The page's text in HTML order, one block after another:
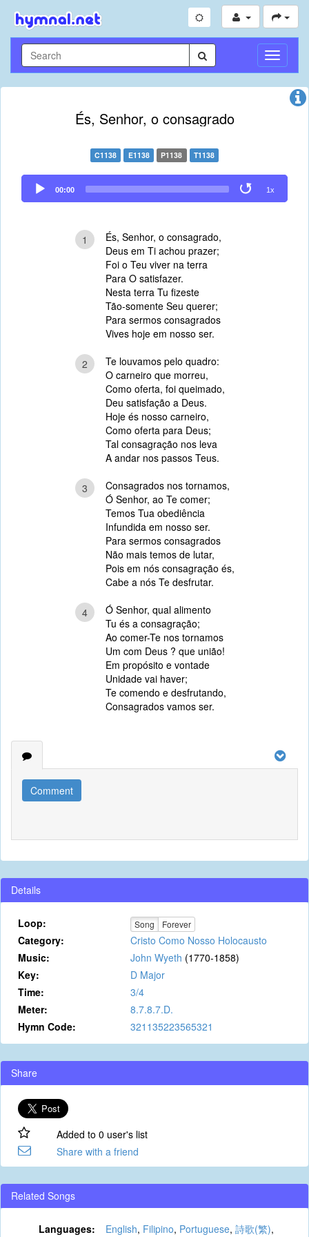
Toggle
És, Senhor, o consagrado
C1138 E1138 P1138 T1138
Audio
Player
00:00 1x
1
És, Senhor, o consagrado,
Deus em Ti achou prazer;
Foi o Teu viver na terra
Para O satisfazer.
Nesta terra Tu fizeste
Tão-somente Seu querer;
Para sermos consagrados
Vives hoje em nosso ser.
2
Te louvamos pelo quadro:
O carneiro que morreu,
Como oferta, foi queimado,
Deu satisfação a Deus.
Hoje és nosso carneiro,
Como oferta para Deus;
Tal consagração nos leva
A andar nos passos Teus.
3
Consagrados nos tornamos,
Ó Senhor, ao Te comer;
Temos Tua obediência
Infundida em nosso ser.
Para sermos consagrados
Não mais temos de lutar,
Pois em nós consagração és,
Cabe a nós Te desfrutar.
4
Ó Senhor, qual alimento
Tu és a consagração;
Ao comer-Te nos tornamos
Um com Deus ? que união!
Em propósito e vontade
Unidade vai haver;
Te comendo e desfrutando,
Consagrados vamos ser.
Comment
Details
Loop: Song Forever
Category:
Cristo Como Nosso Holocausto
Music:
John Wyeth (1770-1858)
Key:
D Major
Time:
3/4
Meter:
8.7.8.7.D.
Hymn Code:
321135223565321
Share
Added to 0 user's list
Share with a friend
Related Songs
Languages: English, Filipino, Portuguese, 詩歌(繁),